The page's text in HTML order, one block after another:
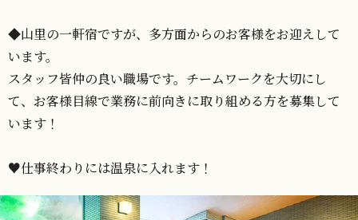
◆山里の一軒宿ですが、多方面からのお客様をお迎えして
います。
スタッフ皆仲の良い職場です。チームワークを大切にし
て、お客様目線で業務に前向きに取り組める方を募集して
います！
♥仕事終わりには温泉に入れます！